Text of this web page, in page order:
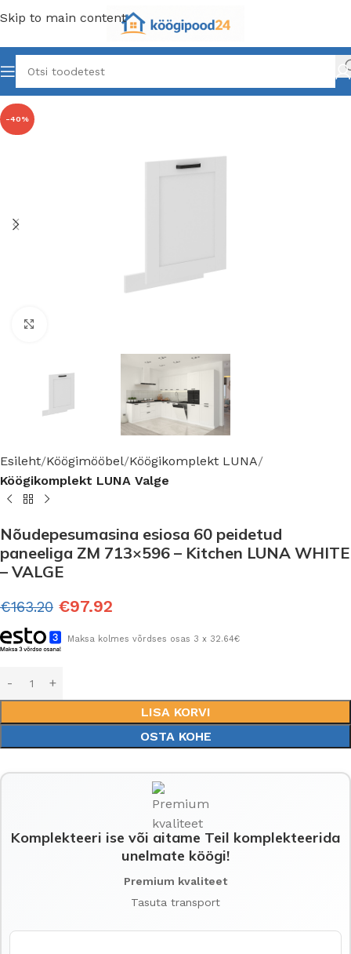
Skip to main content
-40%
Esileht Köögimööbel Köögikomplekt LUNA
Köögikomplekt LUNA Valge
Nõudepesumasina esiosa 60 peidetud
paneeliga ZM 713×596 – Kitchen LUNA WHITE
– VALGE
€163.20 €97.92
Maksa kolmes võrdses osas 3 x 32.64€
LISA KORVI
OSTA KOHE
Komplekteeri ise või aitame Teil komplekteerida
unelmate köögi!
Premium kvaliteet
Tasuta transport